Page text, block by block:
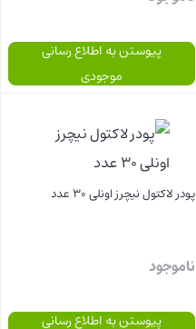
پیوستن به اطلاع رسانی
موجودی
پودر لاکتول نیچرز اونلی 30 عدد
ناموجود
پیوستن به اطلاع رسانی